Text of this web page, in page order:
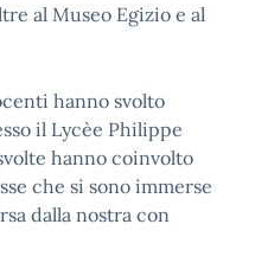
al Museo Egizio e al
hanno svolto
il Lycèe Philippe
hanno coinvolto
che si sono immerse
dalla nostra con